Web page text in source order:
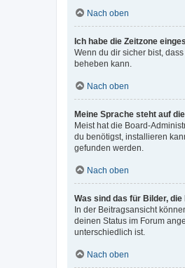
Nach oben
Ich habe die Zeitzone
Wenn du dir sicher bist,
beheben kann.
Nach oben
Meine Sprache steht auf
Meist hat die Board-
du benötigst, installieren
gefunden werden.
Nach oben
Was sind das für Bilder,
In der Beitragsansicht
deinen Status im Forum
unterschiedlich ist.
Nach oben